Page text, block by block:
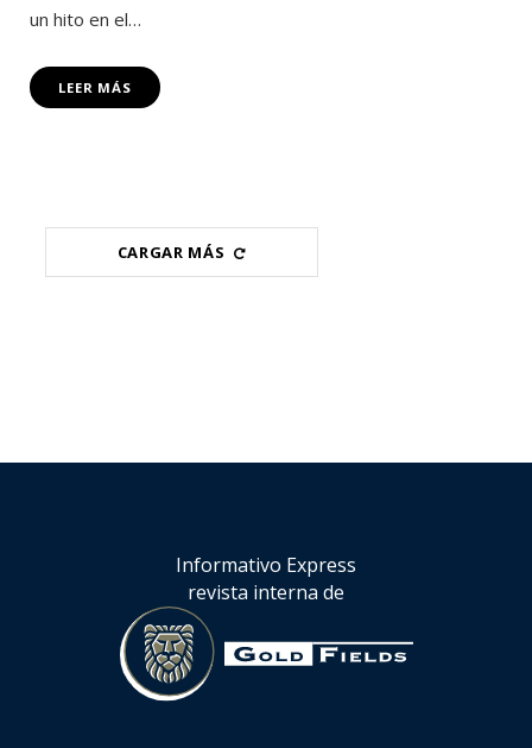
un hito en el…
LEER MÁS
CARGAR MÁS
Informativo Express
revista interna de